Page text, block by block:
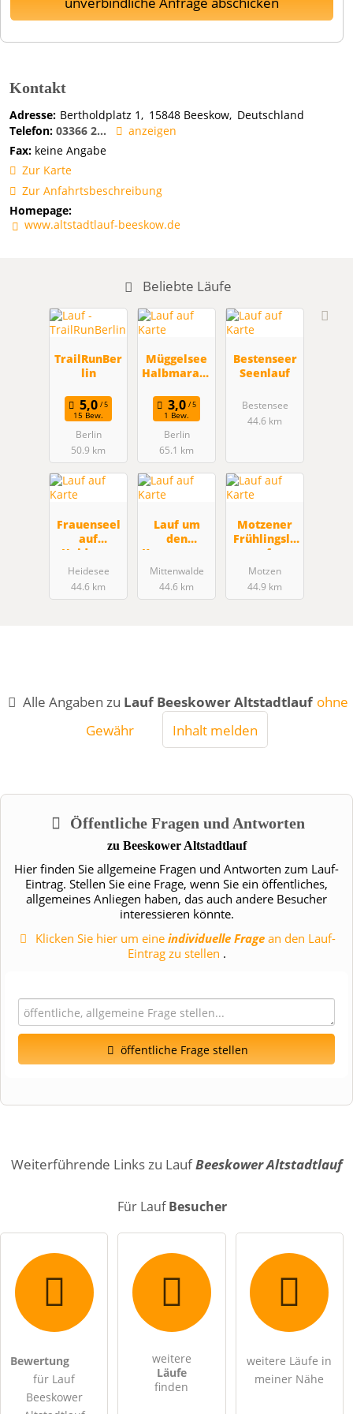
Kontakt
Adresse: Bertholdplatz 1 15848 Beeskow Deutschland
Telefon: 03366 2...
anzeigen
Fax: keine Angabe
Zur Karte
Zur Anfahrtsbeschreibung
Homepage:
www.altstadtlauf-beeskow.de
Beliebte Läufe
TrailRunBer
lin
15 Bew.
Berlin
50.9 km
Müggelsee
Halbmarath
1 Bew.
Berlin
65.1 km
Bestenseer
Seenlauf
Bestensee
44.6 km
Frauenseel
auf
Heidesee
Heidesee
44.6 km
Lauf um
den
Krummense
e
Mittenwalde
44.6 km
Motzener
Frühlingsla
uf
Motzen
44.9 km
Alle Angaben zu Lauf Beeskower Altstadtlauf ohne
Gewähr
Inhalt melden
Öffentliche Fragen und Antworten
zu Beeskower Altstadtlauf
Hier finden Sie allgemeine Fragen und Antworten zum Lauf-
Eintrag. Stellen Sie eine Frage, wenn Sie ein öffentliches,
allgemeines Anliegen haben, das auch andere Besucher
interessieren könnte.
Klicken Sie hier um eineindividuelle Frage an den Lauf-
Eintrag zu stellen .
öffentliche Frage stellen
Name
Hiermit akzeptiere ich dieAGB
DieDatenschutzerklärung
Weiterführende Links zu LaufBeeskower Altstadtlauf
Für LaufBesucher
Bewertung
für Lauf
Beeskower
weitere
Läufe
finden
weitere Läufe in
meiner Nähe